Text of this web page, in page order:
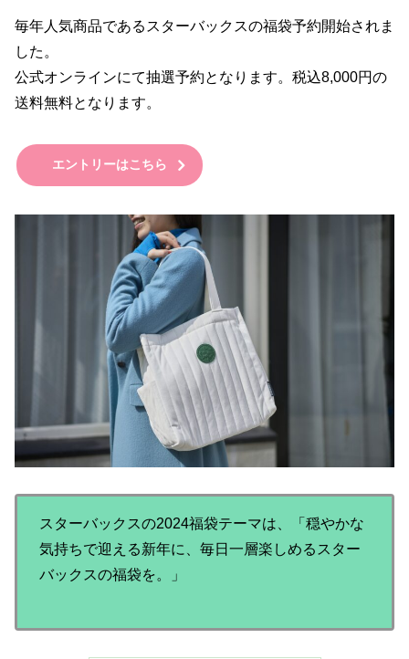
毎年人気商品であるスターバックスの福袋予約開始されま
した。
公式オンラインにて抽選予約となります。税込8,000円の
送料無料となります。
エントリーはこちら
スターバックスの2024福袋テーマは、「穏やかな
気持ちで迎える新年に、毎日一層楽しめるスター
バックスの福袋を。」